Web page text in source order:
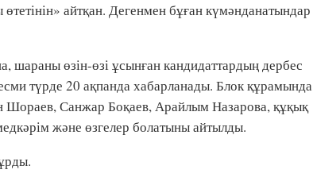
айтқан. Дегенмен бұған күмәнданатындар
шараны өзін-өзі ұсынған кандидаттардың дербес
түрде 20 ақпанда хабарланады. Блок құрамында
Санжар Боқаев, Арайлым Назарова, құқық
және өзгелер болатыны айтылды.